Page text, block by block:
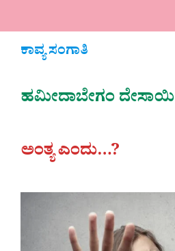
ಕಾವ್ಯ ಸಂಗಾತಿ
ಹಮೀದಾಬೇಗಂ ದೇಸಾಯಿ
ಅಂತ್ಯ ಎಂದು…?